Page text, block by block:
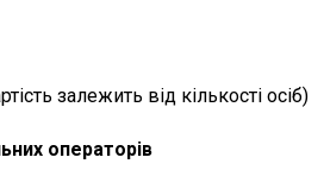
залежить від кількості осіб)
операторів